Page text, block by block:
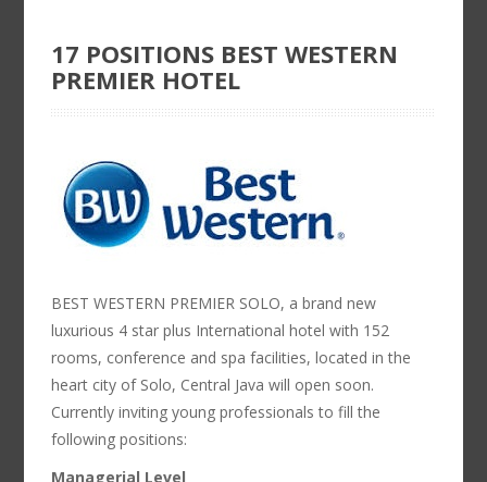
17 POSITIONS BEST WESTERN
PREMIER HOTEL
BEST WESTERN PREMIER SOLO, a brand new
luxurious 4 star plus International hotel with 152
rooms, conference and spa facilities, located in the
heart city of Solo, Central Java will open soon.
Currently inviting young professionals to fill the
following positions:
Managerial Level